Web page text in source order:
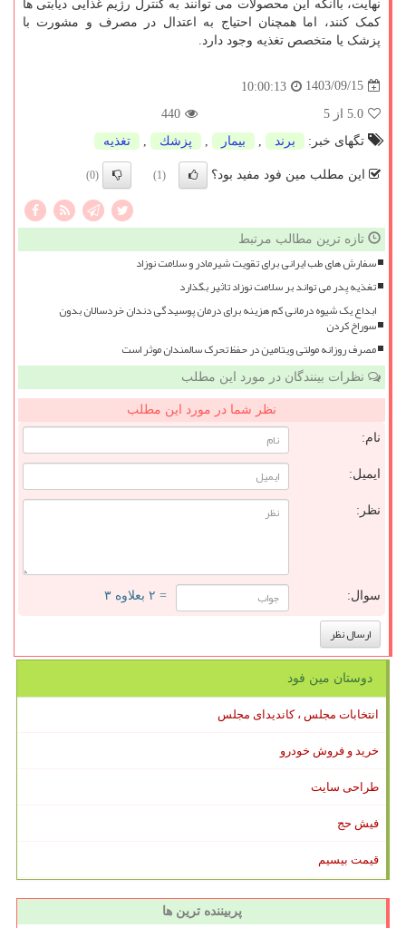
نهایت، باآنکه این محصولات می توانند به کنترل رژیم غذایی دیابتی ها
کمک کنند، اما همچنان احتیاج به اعتدال در مصرف و مشورت با
پزشک یا متخصص تغذیه وجود دارد.
1403/09/15
10:00:13
5.0 از 5
440
تگهای خبر:
برند بیمار پزشك تغذیه
این مطلب مین فود مفید بود؟ (1)
(0)
تازه ترین مطالب مرتبط
سفارش های طب ایرانی برای تقویت شیرمادر و سلامت نوزاد
تغذیه پدر می تواند بر سلامت نوزاد تاثیر بگذارد
ابداع یک شیوه درمانی کم هزینه برای درمان پوسیدگی دندان خردسالان بدون
سوراخ کردن
مصرف روزانه مولتی ویتامین در حفظ تحرک سالمندان موثر است
نظرات بینندگان در مورد این مطلب
نظر شما در مورد این مطلب
نام:
ایمیل:
نظر:
سوال: = ۲ بعلاوه ۳
دوستان مین فود
انتخابات مجلس ، کاندیدای مجلس
خرید و فروش خودرو
طراحی سایت
فیش حج
قیمت بیسیم
پربیننده ترین ها